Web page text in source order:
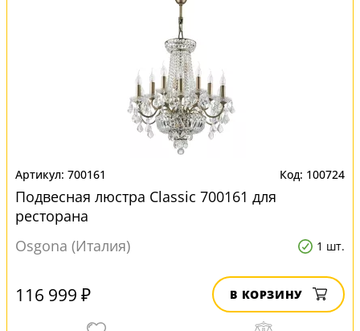
700161 100724
Подвесная люстра Classic 700161 для
ресторана
Osgona (Италия)
1 шт.
116 999 ₽ В КОРЗИНУ